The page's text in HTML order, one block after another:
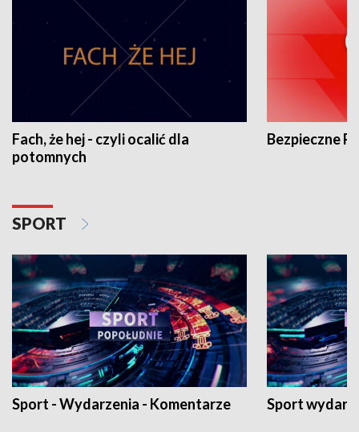
Fach, że hej - czyli ocalić dla
potomnych
Bezpieczne
SPORT
Sport - Wydarzenia - Komentarze Sport